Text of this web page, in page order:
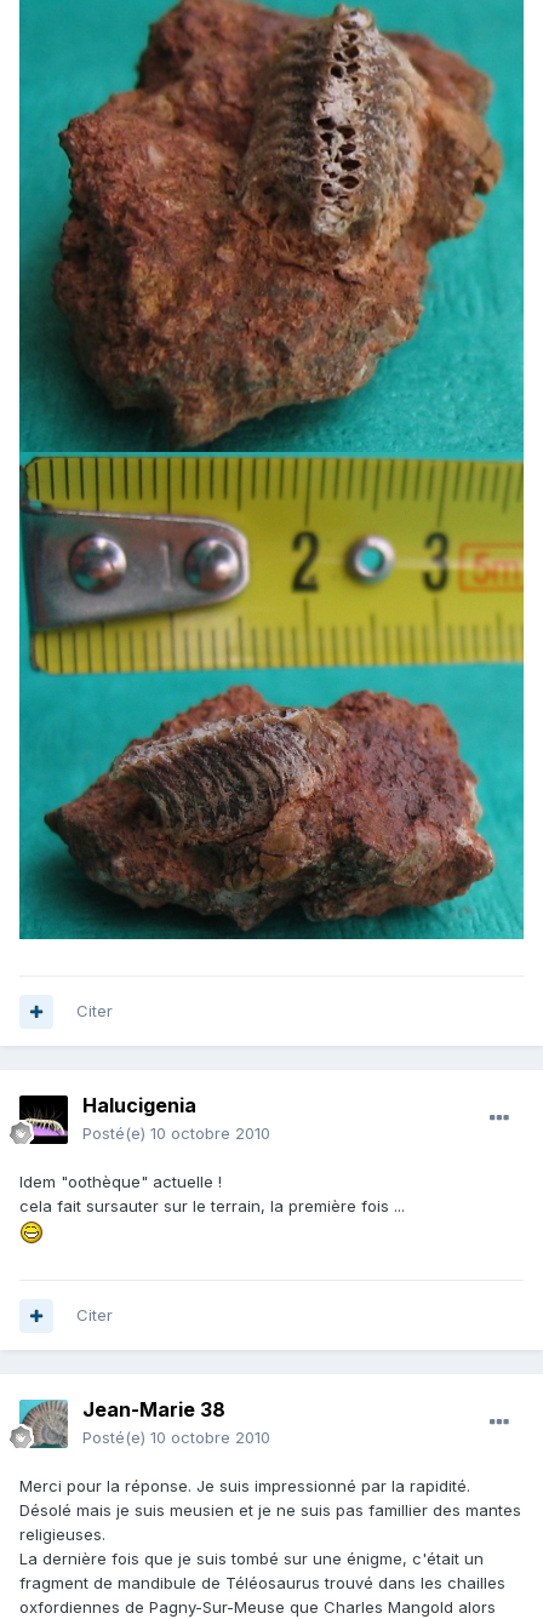
Citer
Halucigenia
Posté(e) 10 octobre 2010
Idem "oothèque" actuelle !
cela fait sursauter sur le terrain, la première fois ...
Citer
Jean-Marie 38
Posté(e) 10 octobre 2010
Merci pour la réponse. Je suis impressionné par la rapidité.
Désolé mais je suis meusien et je ne suis pas famillier des mantes
religieuses.
La dernière fois que je suis tombé sur une énigme, c'était un
fragment de mandibule de Téléosaurus trouvé dans les chailles
oxfordiennes de Pagny-Sur-Meuse que Charles Mangold alors